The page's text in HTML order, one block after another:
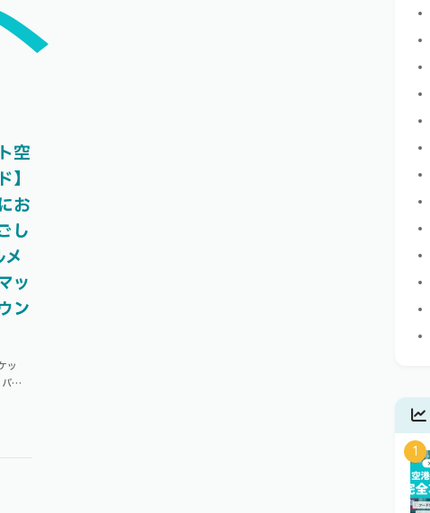
空
お
し
ッ
ン
ッ
ンコ
1